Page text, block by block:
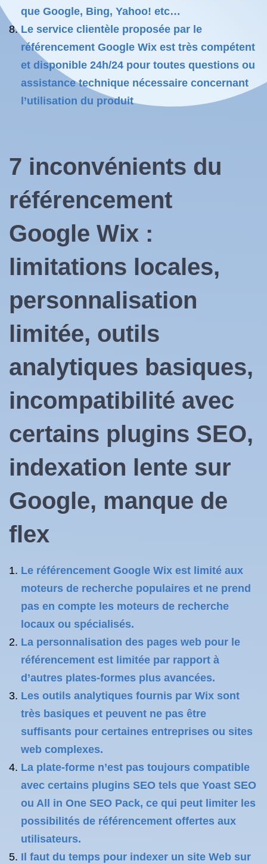
que Google, Bing, Yahoo! etc…
Le service clientèle proposée par le
référencement Google Wix est très compétent
et disponible 24h/24 pour toutes questions ou
assistance technique nécessaire concernant
l’utilisation du produit
7 inconvénients du
référencement
Google Wix :
limitations locales,
personnalisation
limitée, outils
analytiques basiques,
incompatibilité avec
certains plugins SEO,
indexation lente sur
Google, manque de
flex
Le référencement Google Wix est limité aux
moteurs de recherche populaires et ne prend
pas en compte les moteurs de recherche
locaux ou spécialisés.
La personnalisation des pages web pour le
référencement est limitée par rapport à
d’autres plates-formes plus avancées.
Les outils analytiques fournis par Wix sont
très basiques et peuvent ne pas être
suffisants pour certaines entreprises ou sites
web complexes.
La plate-forme n’est pas toujours compatible
avec certains plugins SEO tels que Yoast SEO
ou All in One SEO Pack, ce qui peut limiter les
possibilités de référencement offertes aux
utilisateurs.
Il faut du temps pour indexer un site Web sur